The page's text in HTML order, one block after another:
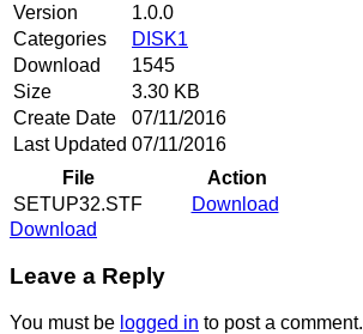
Version
1.0.0
Categories
DISK1
Download
1545
Size
3.30 KB
Create Date
07/11/2016
Last Updated 07/11/2016
File
Action
SETUP32.STF
Download
Download
Leave a Reply
You must be logged in to post a comment.